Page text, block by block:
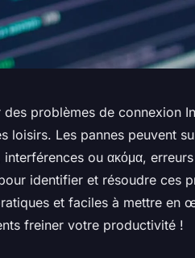
des problèmes de connexion
loisirs. Les pannes peuvent
interférences ou ακόμα,
identifier et résoudre ces
et faciles à mettre en
freiner votre productivité !